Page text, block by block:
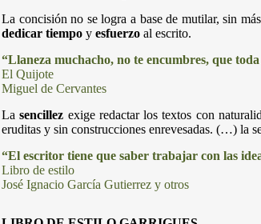
La concisión no se logra a base de mutilar, sin
dedicar tiempo yesfuerzo al escrito.
“Llaneza muchacho, no te encumbres, que
El Quijote
Miguel de Cervantes
Lasencillez exige redactar los textos con
eruditas y sin construcciones enrevesadas. (…) la
“El escritor tiene que saber trabajar con las
Libro de estilo
José Ignacio García Gutierrez y otros